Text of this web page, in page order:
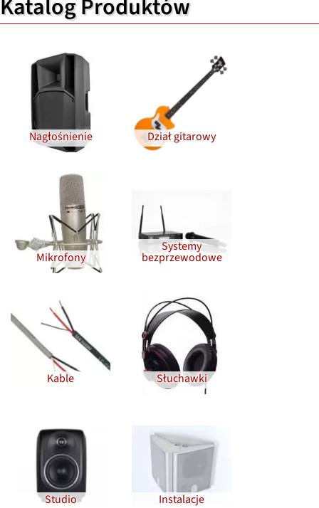
Katalog Produktów
Nagłośnienie Dział gitarowy
Mikrofony
Systemy
bezprzewodowe
Kable Słuchawki
Studio Instalacje